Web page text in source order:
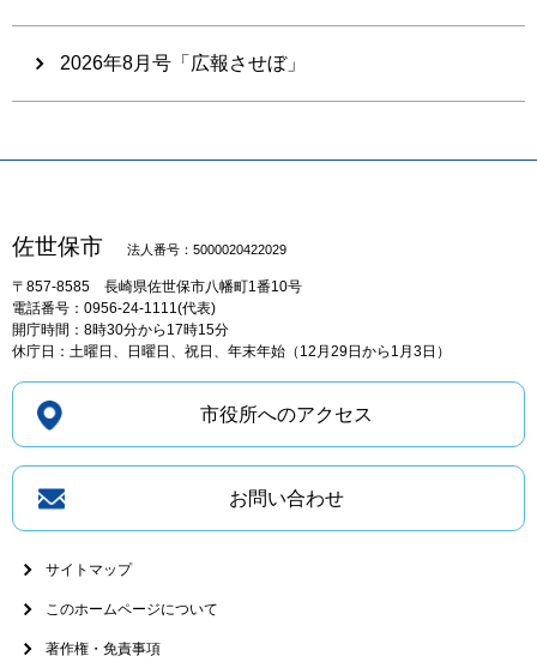
2026年8月号「広報させぼ」
佐世保市 法人番号：5000020422029
〒857-8585 長崎県佐世保市八幡町1番10号
電話番号：0956-24-1111(代表)
開庁時間：8時30分から17時15分
休庁日：土曜日、日曜日、祝日、年末年始（12月29日から1月3日）
市役所へのアクセス
お問い合わせ
サイトマップ
このホームページについて
著作権・免責事項